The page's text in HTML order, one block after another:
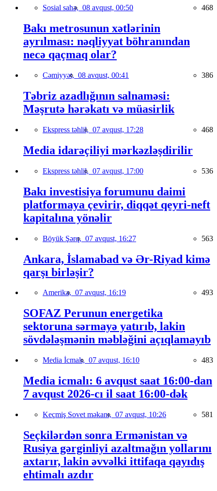
Sosial sahə, 08 avqust, 00:50 468
Bakı metrosunun xətlərinin
ayrılması: nəqliyyat böhranından
necə qaçmaq olar?
Cəmiyyət, 08 avqust, 00:41 386
Təbriz azadlığının salnaməsi:
Məşrutə hərəkatı və müasirlik
Ekspress təhlil, 07 avqust, 17:28 468
Media idarəçiliyi mərkəzləşdirilir
Ekspress təhlil, 07 avqust, 17:00 536
Bakı investisiya forumunu daimi
platformaya çevirir, diqqət qeyri-neft
kapitalına yönəlir
Böyük Şərq, 07 avqust, 16:27 563
Ankara, İslamabad və Ər-Riyad kimə
qarşı birləşir?
Amerika, 07 avqust, 16:19 493
SOFAZ Perunun energetika
sektoruna sərmayə yatırıb, lakin
sövdələşmənin məbləğini açıqlamayıb
Media İcmalı, 07 avqust, 16:10 483
Media icmalı: 6 avqust saat 16:00-dan
7 avqust 2026-cı il saat 16:00-dək
Keçmiş Sovet məkanı, 07 avqust, 10:26 581
Seçkilərdən sonra Ermənistan və
Rusiya gərginliyi azaltmağın yollarını
axtarır, lakin əvvəlki ittifaqa qayıdış
ehtimalı azdır